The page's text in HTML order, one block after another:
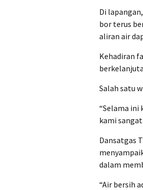
Di
bor terus
aliran air
Kehadiran
Salah satu
“Selama ini
kami
Dansatgas
dalam
“Air bersih